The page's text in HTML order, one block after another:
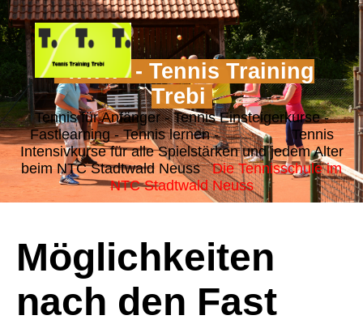
"T.T.T." - Tennis Training
Trebi
Tennis für Anfänger - Tennis Einsteigerkurse -
Fastlearning - Tennis lernen - Tennis
Intensivkurse für alle Spielstärken und jedem Alter
beim NTC Stadtwald NeussDie Tennisschule im
NTC Stadtwald Neuss
Möglichkeiten
nach den Fast